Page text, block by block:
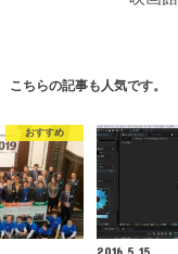
こちらの記事も人気です。
おすすめ